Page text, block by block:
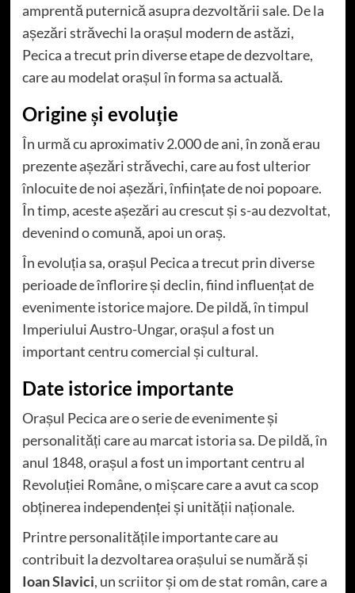
amprentă puternică asupra dezvoltării sale. De la
așezări străvechi la orașul modern de astăzi,
Pecica a trecut prin diverse etape de dezvoltare,
care au modelat orașul în forma sa actuală.
Origine și evoluție
În urmă cu aproximativ 2.000 de ani, în zonă erau
prezente așezări străvechi, care au fost ulterior
înlocuite de noi așezări, înființate de noi popoare.
În timp, aceste așezări au crescut și s-au dezvoltat,
devenind o comună, apoi un oraș.
În evoluția sa, orașul Pecica a trecut prin diverse
perioade de înflorire și declin, fiind influențat de
evenimente istorice majore. De pildă, în timpul
Imperiului Austro-Ungar, orașul a fost un
important centru comercial și cultural.
Date istorice importante
Orașul Pecica are o serie de evenimente și
personalități care au marcat istoria sa. De pildă, în
anul 1848, orașul a fost un important centru al
Revoluției Române, o mișcare care a avut ca scop
obținerea independenței și unității naționale.
Printre personalitățile importante care au
contribuit la dezvoltarea orașului se numără și
Ioan Slavici, un scriitor și om de stat român, care a